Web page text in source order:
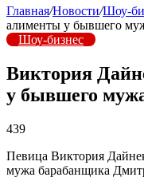
Главная/Новости/Шоу-
алименты у бывшего
Шоу-бизнес
Виктория
у бывшего
439
Певица Виктория
мужа барабанщика